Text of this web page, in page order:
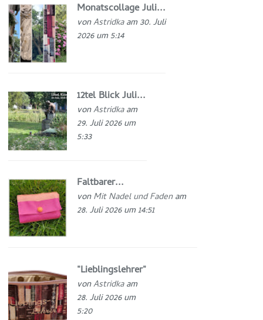
Monatscollage Juli...
vonAstridkaam 30. Juli
2026 um 5:14
12tel Blick Juli...
vonAstridkaam
29. Juli 2026 um
5:33
Faltbarer...
vonMit Nadel und Fadenam
28. Juli 2026 um 14:51
"Lieblingslehrer"
vonAstridkaam
28. Juli 2026 um
5:20